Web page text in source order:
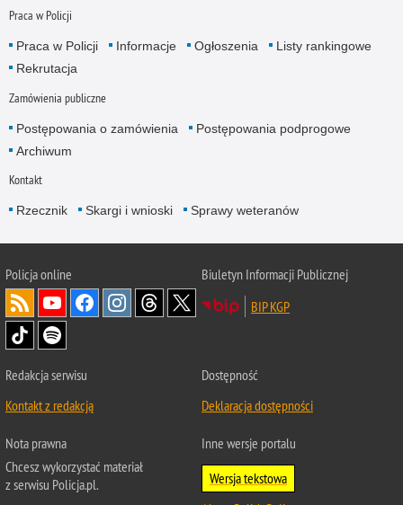
Praca w Policji
Praca w Policji Informacje Ogłoszenia
Listy rankingowe
Rekrutacja
Zamówienia publiczne
Postępowania o zamówienia
Postępowania podprogowe
Archiwum
Kontakt
Rzecznik Skargi i wnioski Sprawy weteranów
Policjaonline
Biuletyn Informacji Publicznej
BIP KGP
Redakcja serwisu
Kontakt z redakcją
Dostępność
Deklaracja dostępności
Nota prawna
Chcesz wykorzystać materiał
z serwisu Policja.pl.
Inne wersje portalu
Wersja tekstowa